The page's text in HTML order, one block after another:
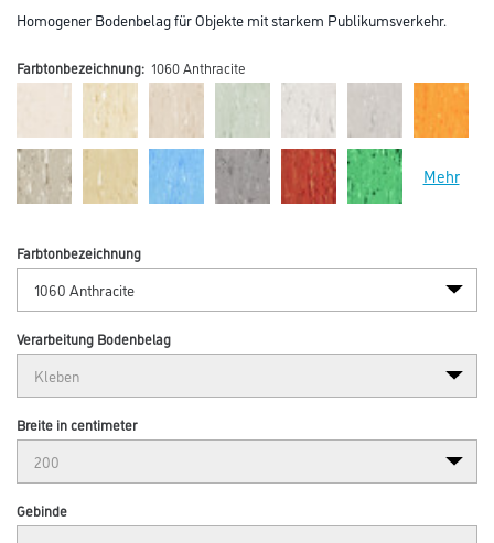
Homogener Bodenbelag für Objekte mit starkem Publikumsverkehr.
Farbtonbezeichnung: 1060 Anthracite
Mehr
Farbtonbezeichnung
Verarbeitung Bodenbelag
Breite in centimeter
Gebinde